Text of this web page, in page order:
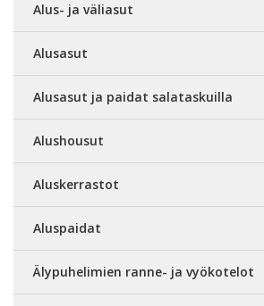
Alus- ja väliasut
Alusasut
Alusasut ja paidat salataskuilla
Alushousut
Aluskerrastot
Aluspaidat
Älypuhelimien ranne- ja vyökotelot